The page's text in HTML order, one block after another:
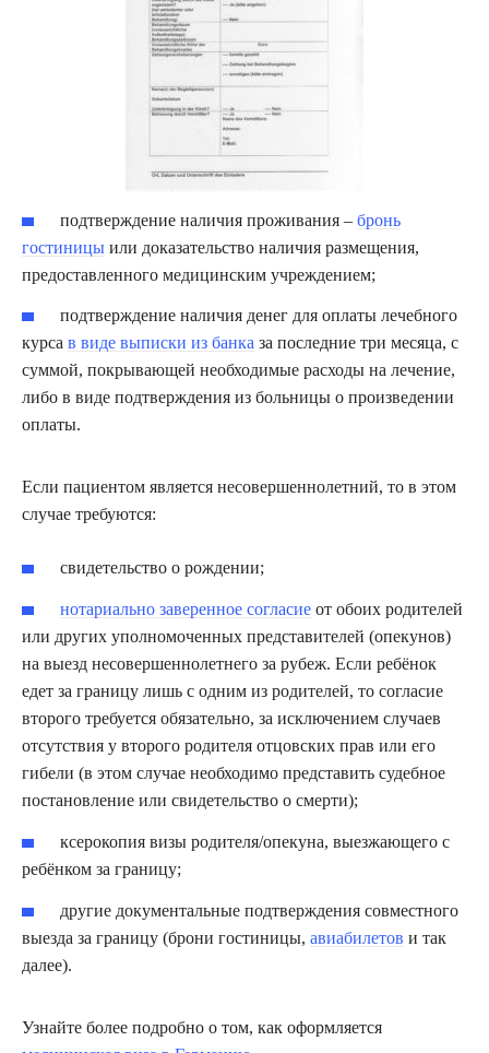
подтверждение наличия проживания –бронь
гостиницы или доказательство наличия размещения,
предоставленного медицинским учреждением;
подтверждение наличия денег для оплаты лечебного
курса в виде выписки из банка за последние три месяца, с
суммой, покрывающей необходимые расходы на лечение,
либо в виде подтверждения из больницы о произведении
оплаты.
Если пациентом является несовершеннолетний, то в этом
случае требуются:
свидетельство о рождении;
нотариально заверенное согласие от обоих родителей
или других уполномоченных представителей (опекунов)
на выезд несовершеннолетнего за рубеж. Если ребёнок
едет за границу лишь с одним из родителей, то согласие
второго требуется обязательно, за исключением случаев
отсутствия у второго родителя отцовских прав или его
гибели (в этом случае необходимо представить судебное
постановление или свидетельство о смерти);
ксерокопия визы родителя/опекуна, выезжающего с
ребёнком за границу;
другие документальные подтверждения совместного
выезда за границу (брони гостиницы, авиабилетов и так
далее).
Узнайте более подробно о том, как оформляется